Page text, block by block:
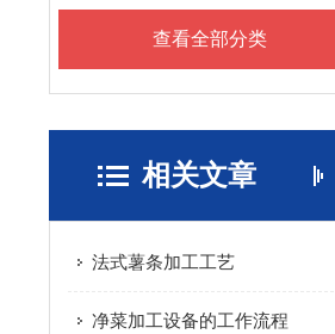
查看全部分类
相关文章
法式薯条加工工艺
净菜加工设备的工作流程